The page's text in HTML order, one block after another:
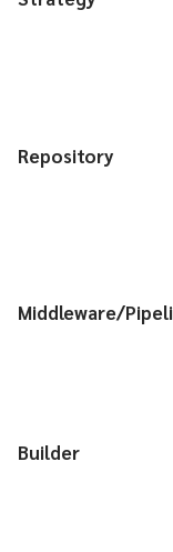
Repository
Middleware/
Builder